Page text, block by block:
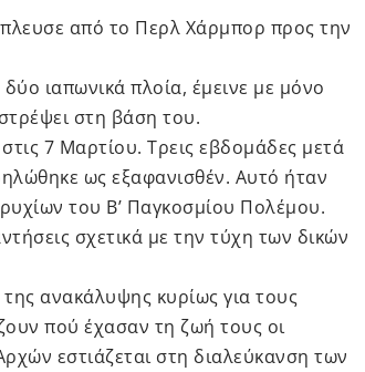
από το Περλ Χάρμπορ προς την
ιαπωνικά πλοία, έμεινε με μόνο
στη βάση του.
7 Μαρτίου. Τρεις εβδομάδες μετά
ως εξαφανισθέν. Αυτό ήταν
του Β’ Παγκοσμίου Πολέμου.
σχετικά με την τύχη των δικών
ανακάλυψης κυρίως για τους
πού έχασαν τη ζωή τους οι
εστιάζεται στη διαλεύκανση των